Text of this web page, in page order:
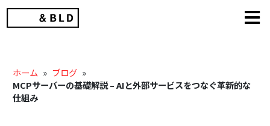
Skip
content
ホーム » ブログ »
MCPサーバーの基礎解説 – AIと外部サービスをつなぐ革新的な
仕組み